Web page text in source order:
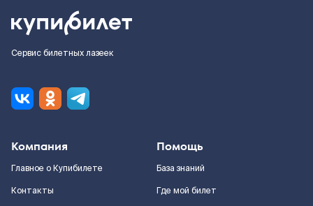
Сервис билетных лазеек
Компания
Главное о Купибилете
Контакты
Помощь
База знаний
Где мой билет